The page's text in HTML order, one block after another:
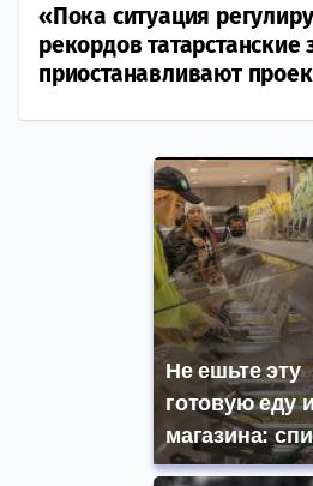
«Пока ситуация
рекордов
приостанавливают
Не ешьте эту
готовую еду
магазина: